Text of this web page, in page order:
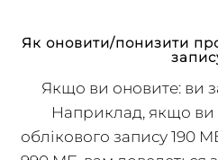
Якщо ви оновите: ви
Наприклад, якщо ви